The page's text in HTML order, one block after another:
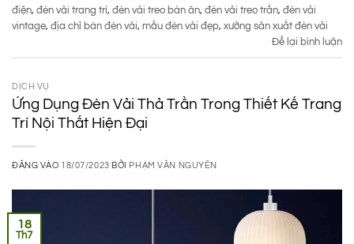
điện, đèn vải trang trí, đèn vải treo bàn ăn, đèn vải treo trần, đèn vải
vintage, địa chỉ bán đèn vải, mẫu đèn vải đẹp, xưởng sản xuất đèn vải
Để lại bình luận
DỊCH VỤ
Ứng Dụng Đèn Vải Thả Trần Trong Thiết Kế Trang
Trí Nội Thất Hiện Đại
ĐĂNG VÀO 18/07/2023 BỞI PHẠM VĂN NGUYÊN
18
Th7